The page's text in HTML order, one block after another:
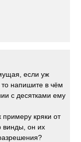
если уж
напишите в чём
с десятками ему
примеру кряки от
винды, он их